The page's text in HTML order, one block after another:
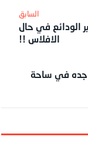
الودائع في حال
الافلاس !!
في ساحة